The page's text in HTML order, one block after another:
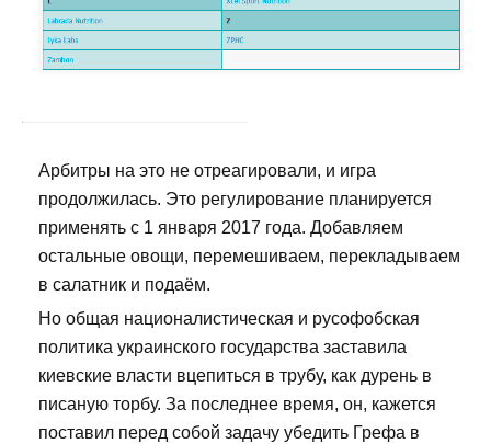
Арбитры на это не отреагировали, и игра
продолжилась. Это регулирование планируется
применять с 1 января 2017 года. Добавляем
остальные овощи, перемешиваем, перекладываем
в салатник и подаём.
Но общая националистическая и русофобская
политика украинского государства заставила
киевские власти вцепиться в трубу, как дурень в
писаную торбу. За последнее время, он, кажется
поставил перед собой задачу убедить Грефа в